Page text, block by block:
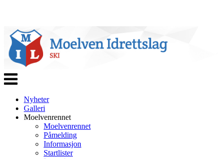
Veksle
navigasjon
Nyheter
Galleri
Moelvenrennet
Moelvenrennet
Påmelding
Informasjon
Startlister